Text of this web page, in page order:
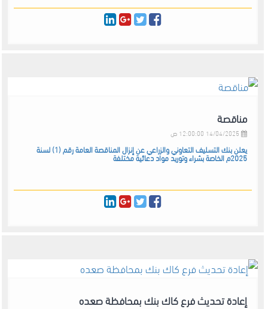
مناقصة
يعلن بنك التسليف التعاوني والزراعي عن إنزال المناقصة العامة رقم (1) لسنة
2025م الخاصة بشراء وتوريد مواد دعائية مختلفة
إعادة تحديث فرع كاك بنك بمحافظة صعده